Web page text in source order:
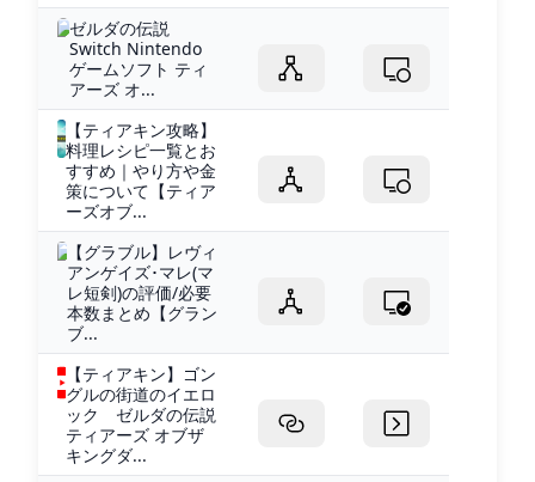
ゼルダの伝説
Switch Nintendo
ゲームソフト ティ
アーズ オ...
【ティアキン攻略】
料理レシピ一覧とお
すすめ｜やり方や金
策について【ティア
ーズオブ...
【グラブル】レヴィ
アンゲイズ･マレ(マ
レ短剣)の評価/必要
本数まとめ【グラン
ブ...
【ティアキン】ゴン
グルの街道のイエロ
ック ゼルダの伝説
ティアーズ オブザ
キングダ...